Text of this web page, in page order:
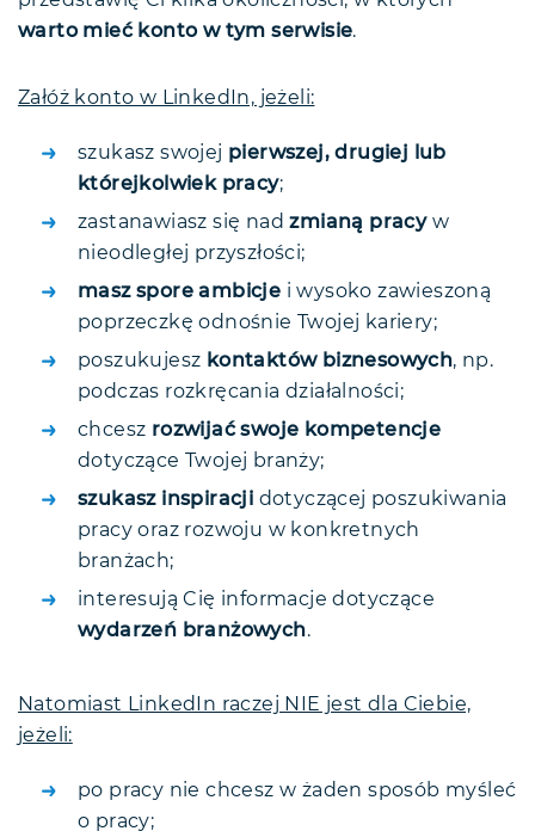
warto mieć konto w tym serwisie.
Załóż konto w LinkedIn, jeżeli:
szukasz swojej pierwszej, drugiej lub
którejkolwiek pracy;
zastanawiasz się nadzmianą pracyw
nieodległej przyszłości;
masz spore ambicje i wysoko zawieszoną
poprzeczkę odnośnie Twojej kariery;
poszukujesz kontaktów biznesowych, np.
podczas rozkręcania działalności;
chcesz rozwijać swoje kompetencje
dotyczące Twojej branży;
szukasz inspiracji dotyczącej poszukiwania
pracy oraz rozwoju w konkretnych
branżach;
interesują Cię informacje dotyczące
wydarzeń branżowych.
Natomiast LinkedIn raczej NIE jest dla Ciebie,
jeżeli:
po pracy nie chcesz w żaden sposób myśleć
o pracy;